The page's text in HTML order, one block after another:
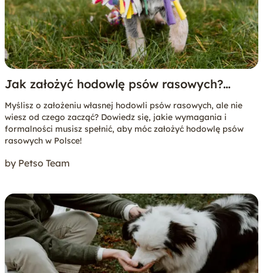
Jak założyć hodowlę psów rasowych?
Poradnik krok po kroku
Myślisz o założeniu własnej hodowli psów rasowych, ale nie
wiesz od czego zacząć? Dowiedz się, jakie wymagania i
formalności musisz spełnić, aby móc założyć hodowlę psów
rasowych w Polsce!
by Petso Team